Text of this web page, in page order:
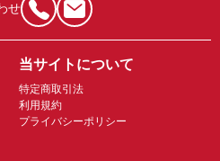
せ
当サイトについて
特定商取引法
利用規約
プライバシーポリシー